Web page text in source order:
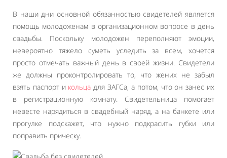
В наши дни основной обязанностью свидетелей является
помощь молодоженам в организационном вопросе в день
свадьбы. Поскольку молодожен переполняют эмоции,
невероятно тяжело суметь уследить за всем, хочется
просто отмечать важный день в своей жизни. Свидетели
же должны проконтролировать то, что жених не забыл
взять паспорт и кольца для ЗАГСа, а потом, что он занес их
в регистрационную комнату. Свидетельница помогает
невесте нарядиться в свадебный наряд, а на банкете или
прогулке подскажет, что нужно подкрасить губки или
поправить прическу.